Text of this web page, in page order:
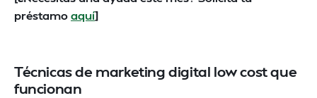
préstamoaquí]
Técnicas de marketing digital low cost que
funcionan